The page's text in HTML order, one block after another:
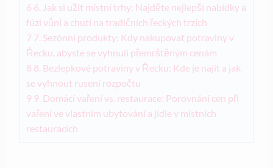
6 6. Jak si užít místní trhy: Najděte nejlepší nabídky a
fúzi vůní a chutí na tradičních řeckých trzích
7 7. Sezónní produkty: Kdy nakupovat potraviny v
Řecku, abyste se vyhnuli přemrštěným cenám
8 8. Bezlepkové potraviny v Řecku: Kde je najít a jak
se vyhnout rusení rozpočtu
9 9. Domácí vaření vs. restaurace: Porovnání cen při
vaření ve vlastním ubytování a jídle v místních
restauracích